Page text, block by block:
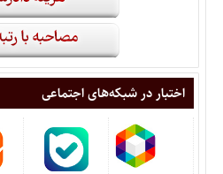
اختبار در شبکه‌های اجتماعی